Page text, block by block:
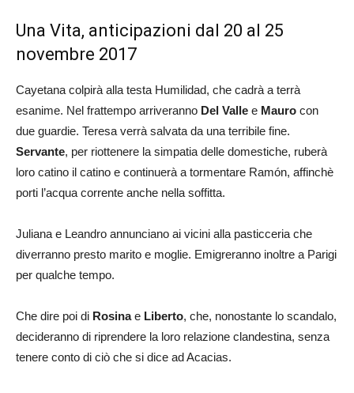
Una Vita, anticipazioni dal 20 al 25
novembre 2017
Cayetana colpirà alla testa Humilidad, che cadrà a terrà
esanime. Nel frattempo arriveranno Del Valle e Mauro con
due guardie. Teresa verrà salvata da una terribile fine.
Servante, per riottenere la simpatia delle domestiche, ruberà
loro catino il catino e continuerà a tormentare Ramón, affinchè
porti l’acqua corrente anche nella soffitta.
Juliana e Leandro annunciano ai vicini alla pasticceria che
diverranno presto marito e moglie. Emigreranno inoltre a Parigi
per qualche tempo.
Che dire poi di Rosinae Liberto, che, nonostante lo scandalo,
decideranno di riprendere la loro relazione clandestina, senza
tenere conto di ciò che si dice ad Acacias.